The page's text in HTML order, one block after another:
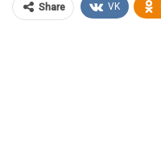
Share VK